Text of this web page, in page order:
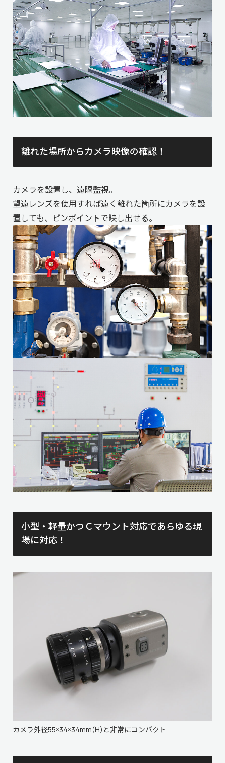
離れた場所からカメラ映像の確認！
カメラを設置し、遠隔監視。
望遠レンズを使用すれば遠く離れた箇所にカメラを設
置しても、ピンポイントで映し出せる。
小型・軽量かつＣマウント対応であらゆる現
場に対応！
カメラ外径55×34×34mm(H)と非常にコンパクト